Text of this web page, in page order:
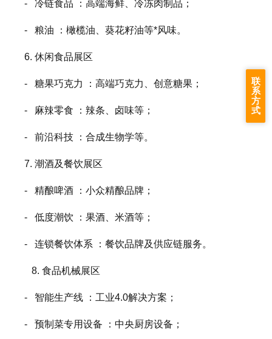
- 冷链食品 ：高端海鲜、冷冻肉制品；
- 粮油 ：橄榄油、葵花籽油等*风味。
6. 休闲食品展区
- 糖果巧克力 ：高端巧克力、创意糖果；
- 麻辣零食 ：辣条、卤味等；
- 前沿科技 ：合成生物学等。
7. 潮酒及餐饮展区
- 精酿啤酒 ：小众精酿品牌；
- 低度潮饮 ：果酒、米酒等；
- 连锁餐饮体系 ：餐饮品牌及供应链服务。
8. 食品机械展区
- 智能生产线 ：工业4.0解决方案；
- 预制菜专用设备 ：中央厨房设备；
联
系
方
式